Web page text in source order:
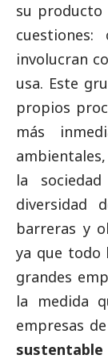
su
involucran
usa. Este
propios
más
la
diversidad
barreras y
ya que todo
grandes
la medida
empresas